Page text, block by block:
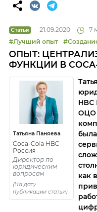
Статья 21.09.2020
7
#Лучший опыт
ОПЫТ:
ФУНКЦИИ В
Татьяна Паняева
Coca-Cola HBC
Россия
Директор по
юридическим
вопросам
(На дату
публикации статьи)
HBC
ОЦО
как